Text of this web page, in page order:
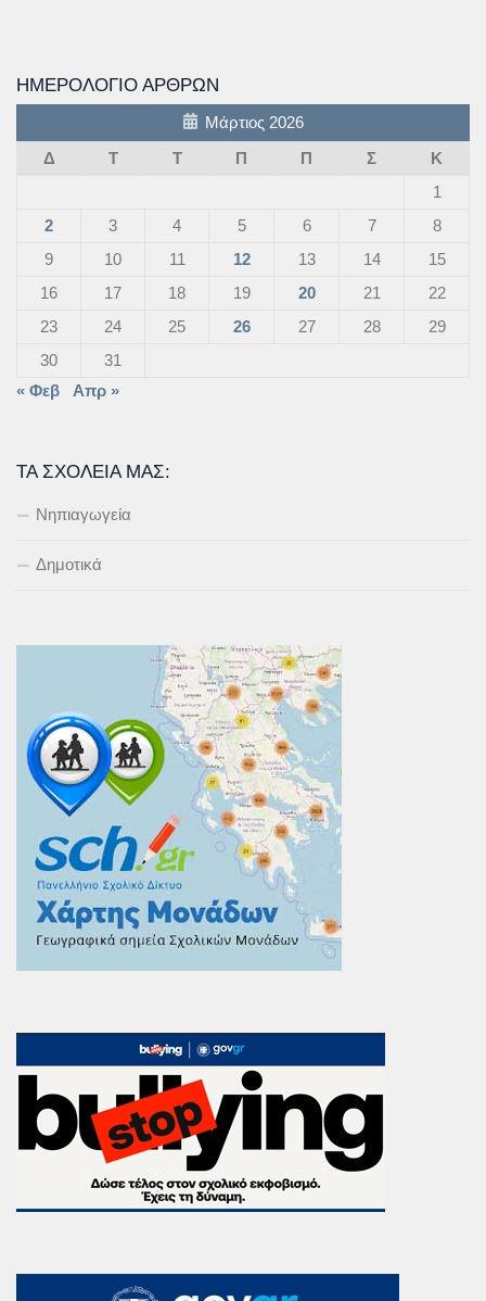
ΗΜΕΡΟΛΌΓΙΟ ΆΡΘΡΩΝ
Μάρτιος 2026
Δ
Τ Τ Π Π Σ
Κ
1
2
3 4 5 6 7
8
9
10 11 12 13 14
15
16
17 18 19 20 21
22
23
24 25 26 27 28
29
30
31
« Φεβ
Απρ »
ΤΑ ΣΧΟΛΕΊΑ ΜΑΣ:
Νηπιαγωγεία
Δημοτικά